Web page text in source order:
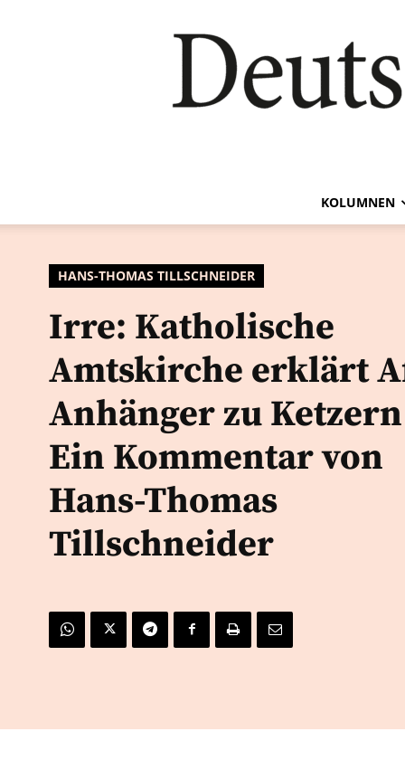
KOLUMNEN
HANS-THOMAS TILLSCHNEIDER
Irre: Katholische
Amtskirche erklärt
Anhänger zu
Ein Kommentar von
Hans-Thomas
Tillschneider